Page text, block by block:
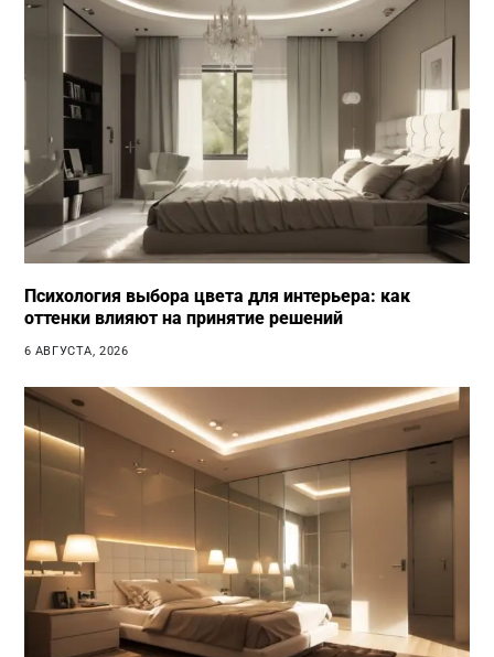
Психология выбора цвета для интерьера: как
оттенки влияют на принятие решений
6 АВГУСТА, 2026